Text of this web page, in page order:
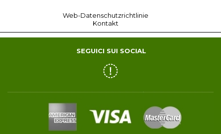
Web-Datenschutzrichtlinie
Kontakt
SEGUICI SUI SOCIAL